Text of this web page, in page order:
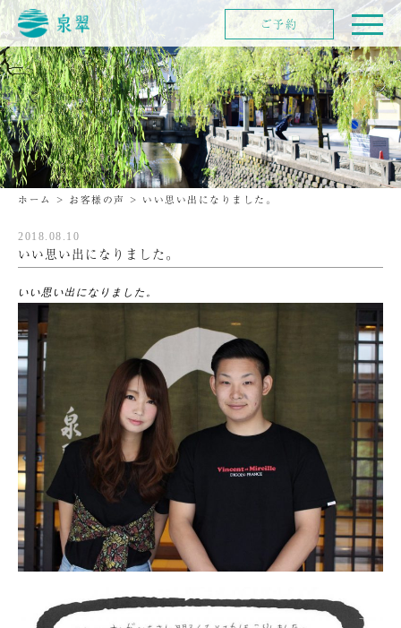
ホーム > お客様の声 > いい思い出になりました。
2018.08.10
いい思い出になりました。
いい思い出になりました。
ご予約